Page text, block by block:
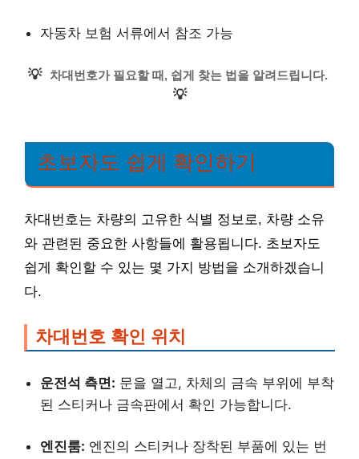
자동차 보험 서류에서 참조 가능
💡 차대번호가 필요할 때, 쉽게 찾는 법을 알려드립니다.
💡
초보자도 쉽게 확인하기
차대번호는 차량의 고유한 식별 정보로, 차량 소유
와 관련된 중요한 사항들에 활용됩니다. 초보자도
쉽게 확인할 수 있는 몇 가지 방법을 소개하겠습니
다.
차대번호 확인 위치
운전석 측면: 문을 열고, 차체의 금속 부위에 부착
된 스티커나 금속판에서 확인 가능합니다.
엔진룸: 엔진의 스티커나 장착된 부품에 있는 번